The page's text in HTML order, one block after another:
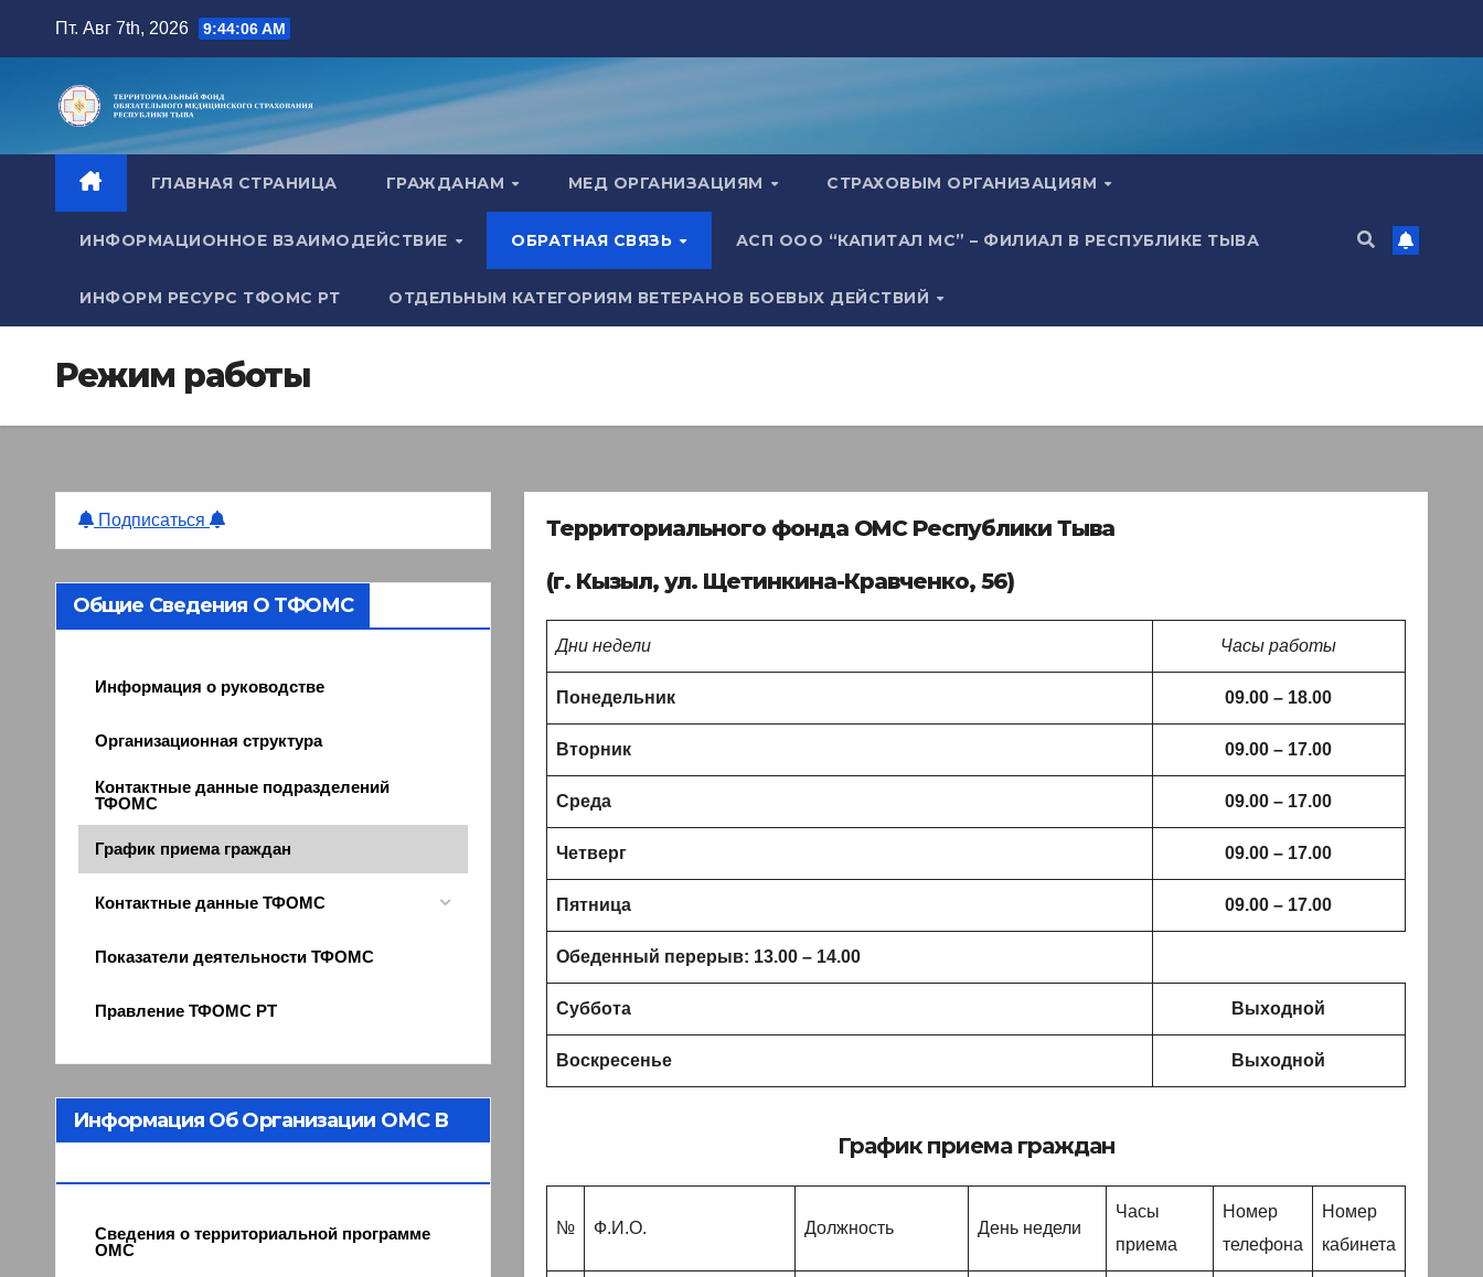
содержимому
Пт. Авг 7th, 2026 9:44:07 AM
ГЛАВНАЯ СТРАНИЦА ГРАЖДАНАМ МЕД ОРГАНИЗАЦИЯМ СТРАХОВЫМ ОРГАНИЗАЦИЯМ
ИНФОРМАЦИОННОЕ ВЗАИМОДЕЙСТВИЕ ОБРАТНАЯ СВЯЗЬ АСП ООО “КАПИТАЛ МС” – ФИЛИАЛ В РЕСПУБЛИКЕ ТЫВА
ИНФОРМ РЕСУРС ТФОМС РТ ОТДЕЛЬНЫМ КАТЕГОРИЯМ ВЕТЕРАНОВ БОЕВЫХ ДЕЙСТВИЙ
Режим работы
Подписаться
Общие Сведения О ТФОМС
Информация о руководстве
Организационная структура
Контактные данные подразделений
ТФОМС
График приема граждан
Контактные данные ТФОМС
Показатели деятельности ТФОМС
Правление ТФОМС РТ
Информация Об Организации ОМС В
Сведения о территориальной программе
ОМС
Территориального фонда ОМС Республики Тыва
(г. Кызыл, ул. Щетинкина-Кравченко, 56)
Дни недели Часы работы
Понедельник 09.00 – 18.00
Вторник 09.00 – 17.00
Среда 09.00 – 17.00
Четверг 09.00 – 17.00
Пятница 09.00 – 17.00
Обеденный перерыв: 13.00 – 14.00
Суббота Выходной
Воскресенье Выходной
График приема граждан
№ Ф.И.О. Должность День недели
Часы
приема
Номер
телефона
Номер
кабинета